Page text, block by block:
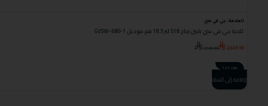
العلامة: جي في سي
ثلاجة جي في سي بابين زجاج 518 لتر 18.3 قم موديل GVSW-680-1
3,500.00 2,649.00
وفر 24%
إضافة إلى السلة